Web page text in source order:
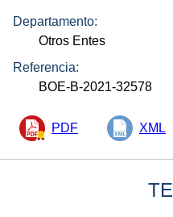
Departamento:
Otros Entes
Referencia:
BOE-B-2021-32578
PDF XML